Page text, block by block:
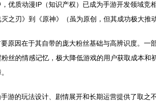
优质动漫IP（知识产权）已成为手游开发领域
之刃》到《原神》（虽为原创，但其成功极大
原因在于其自带的庞大粉丝基础与高辨识度。
丝的情感记忆，极大降低游戏的用户获取成本
游的玩法设计、剧情展开和长期运营提供了取